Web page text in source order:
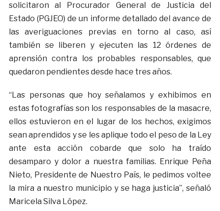
solicitaron al Procurador General de Justicia del
Estado (PGJEO) de un informe detallado del avance de
las averiguaciones previas en torno al caso, así
también se liberen y ejecuten las 12 órdenes de
aprensión contra los probables responsables, que
quedaron pendientes desde hace tres años.
“Las personas que hoy señalamos y exhibimos en
estas fotografías son los responsables de la masacre,
ellos estuvieron en el lugar de los hechos, exigimos
sean aprendidos y se les aplique todo el peso de la Ley
ante esta acción cobarde que solo ha traído
desamparo y dolor a nuestra familias. Enrique Peña
Nieto, Presidente de Nuestro País, le pedimos voltee
la mira a nuestro municipio y se haga justicia”, señaló
Maricela Silva López.